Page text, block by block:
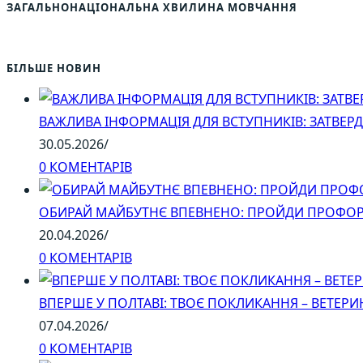
ЗАГАЛЬНОНАЦІОНАЛЬНА ХВИЛИНА МОВЧАННЯ
БІЛЬШЕ НОВИН
ВАЖЛИВА ІНФОРМАЦІЯ ДЛЯ ВСТУПНИКІВ:
30.05.2026/
0 КОМЕНТАРІВ
ОБИРАЙ МАЙБУТНЄ ВПЕВНЕНО: ПРОЙДИ
20.04.2026/
0 КОМЕНТАРІВ
ВПЕРШЕ У ПОЛТАВІ: ТВОЄ ПОКЛИКАННЯ –
07.04.2026/
0 КОМЕНТАРІВ